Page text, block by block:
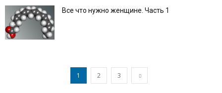
Все что нужно женщине. Часть 1
1 2 3